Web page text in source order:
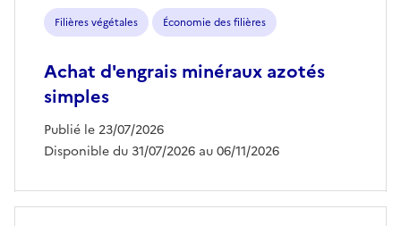
Filières végétales Économie des filières
Achat d'engrais minéraux azotés
simples
Publié le 23/07/2026
Disponible du 31/07/2026 au 06/11/2026